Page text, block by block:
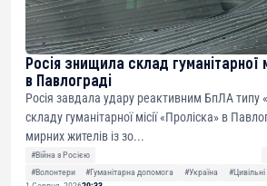
Росія знищила склад гуманітарної
в Павлограді
Росія завдала удару реактивним БпЛА типу
складу гуманітарної місії «Проліска» в
мирних жителів із зо...
#Війна з Росією
#Волонтери
#Гуманітарна допомога #Україна